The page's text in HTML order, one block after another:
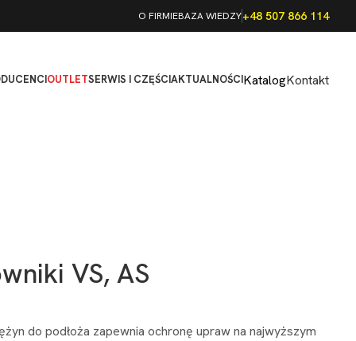
O FIRMIEBAZA WIEDZY+48 507 866 114
OUTLETSERWIS I CZĘŚCIAKTUALNOŚCIKatalogKontakt
VS, AS
do podłoża zapewnia ochronę upraw na najwyższym